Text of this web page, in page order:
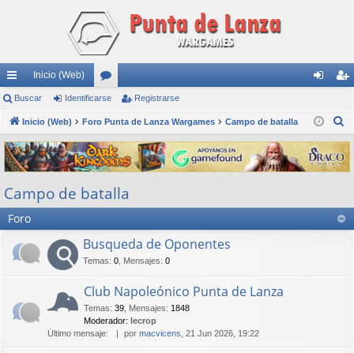
nl
ac
es
rá
pi
do
Inicio (Web)
or
os nti
fic
ar
ist
ra
rs
Buscar Identificarse Registrarse
Inicio (Web) Foro Punta de Lanza Wargames Campo de batalla
s
c
r
Campo de batalla
Foro
Busqueda de Oponentes
Temas: 0 Mensajes: 0
Club Napoleónico Punta de Lanza
Temas: 39 Mensajes: 1848
Moderador: lecrop
Último mensaje:
por macvicens , 21 Jun 2026, 19:22